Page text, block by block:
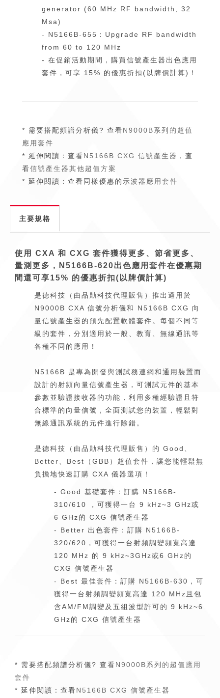
generator (60 MHz RF bandwidth, 32
Msa)
- N5166B-655：Upgrade RF bandwidth
from 60 to 120 MHz
- 在促銷活動期間，購買信號產生器出色應用
套件，可享 15% 的優惠折扣(以牌價計算)！
* 需要搭配頻譜分析儀? 查看N9000B系列的超值
應用套件
* 延伸閱讀：查看N5166B CXG 信號產生器 ，查
看信號產生器其他超值方案
* 延伸閱讀：查看同樣優惠的 示波器應用套件
主要規格
使用 CXA 和 CXG 套件獲得更多、節省更多、
量測更多，N5166B-620出色應用套件在優惠期
間還可享15% 的優惠折扣(以牌價計算)
是德科技（由品勛科技代理販售）推出適用於
N9000B CXA 信號分析儀和 N5166B CXG 向
量信號產生器的預先配置軟體套件。每個不同等
級的套件，分別適用於一般、教育、無線通訊等
各種不同的應用！
N5166B 是專為開發與測試務連網和通用裝置而
設計的射頻向量信號產生器，可測試元件的基本
參數並驗證接收器的功能，利用多種經驗證且符
合標準的向量信號，全面測試您的裝置，輕鬆對
無線通訊系統的元件進行除錯。
是德科技（由品勛科技代理販售）的 Good、
Better、Best（GBB）超值套件，讓您能輕鬆無
負擔地快速訂購 CXA 儀器選項！
- Good 基礎套件：訂購 N5166B-
310/610 ，可獲得一台 9 kHz~3 GHz或
6 GHz的 CXG 信號產生器
- Better 出色套件：訂購 N5166B-
320/620，可獲得一台射頻調變頻寬高達
120 MHz 的 9 kHz~3GHz或6 GHz的
CXG 信號產生器
- Best 最佳套件：訂購 N5166B-630，可
獲得一台射頻調變頻寬高達 120 MHz且包
含AM/FM調變及五組波型許可的 9 kHz~6
GHz的 CXG 信號產生器
* 需要搭配頻譜分析儀? 查看N9000B系列的超值應用
套件
* 延伸閱讀：查看N5166B CXG 信號產生器